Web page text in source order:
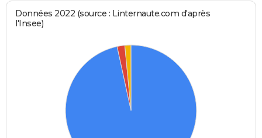
Données 2022 (source : Linternaute.com d'après
l'Insee)